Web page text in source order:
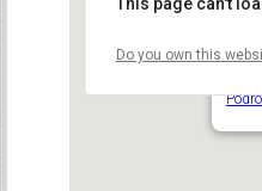
This page can't
Do you own this